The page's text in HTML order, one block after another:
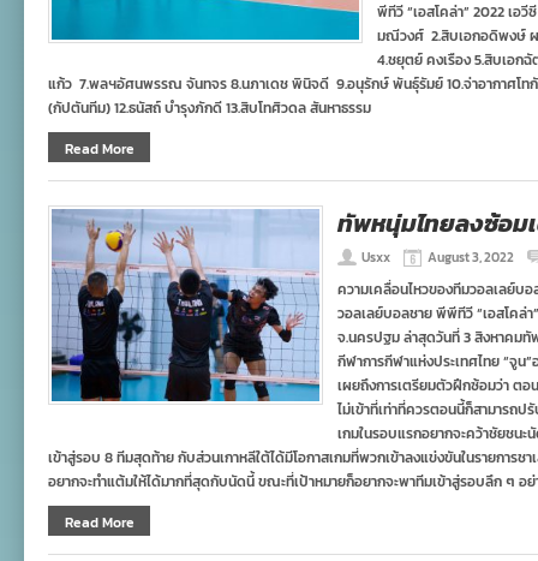
พีทีวี “เอสโคล่า” 2022 เอ
มณีวงศ์ 2.สิบเอกอดิพงษ์
4.ชยุตย์ คงเรือง 5.สิบเอก
แก้ว 7.พลฯอัศนพรรณ จันทจร 8.นภาเดช พินิจดี 9.อนุรักษ์ พันธุ์รัมย์ 10.จ่าอากาศ
(กัปตันทีม) 12.ธนัสถ์ บำรุงภักดี 13.สิบโทศิวดล สันหาธรรม
Read More
ทัพหนุ่มไทยลงซ้อม
Usxx August 3, 2022
ความเคลื่อนไหวของทีมวอลเลย์บ
วอลเลย์บอลชาย พีพีทีวี “เอสโคล่
จ.นครปฐม ล่าสุดวันที่ 3 สิงหาคม
กีฬาการกีฬาแห่งประเทศไทย “จูน
เผยถึงการเตรียมตัวฝึกซ้อมว่า ตอ
ไม่เข้าที่เท่าที่ควรตอนนี้ก็สามารถป
เกมในรอบแรกอยากจะคว้าชัยชน
เข้าสู่รอบ 8 ทีมสุดท้าย กับส่วนเกาหลีใต้ได้มีโอกาสเกมที่พวกเข้าลงแข่งขันในรายการ
อยากจะทำแต้มให้ได้มากที่สุดกับนัดนี้ ขณะที่เป้าหมายก็อยากจะพาทีมเข้าสู่รอบลึก ๆ
Read More